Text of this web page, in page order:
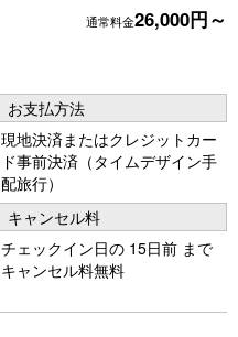
通常料金26,000円～
お支払方法
現地決済またはクレジットカー
ド事前決済（タイムデザイン手
配旅行）
キャンセル料
チェックイン日の 15日前 まで
キャンセル料無料